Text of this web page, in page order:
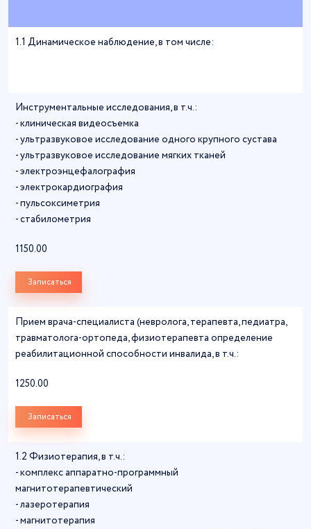
1.1 Динамическое наблюдение, в том числе:
Инструментальные исследования, в т.ч.:
- клиническая видеосъемка
- ультразвуковое исследование одного крупного сустава
- ультразвуковое исследование мягких тканей
- электроэнцефалография
- электрокардиография
- пульсоксиметрия
- стабилометрия
1150.00
Записаться
Прием врача-специалиста (невролога, терапевта, педиатра,
травматолога-ортопеда, физиотерапевта определение
реабилитационной способности инвалида, в т.ч.:
1250.00
Записаться
1.2 Физиотерапия, в т.ч.:
- комплекс аппаратно-программный
магнитотерапевтический
- лазеротерапия
- магнитотерапия